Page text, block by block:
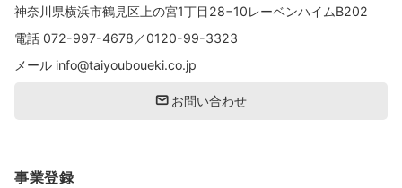
神奈川県横浜市鶴見区上の宮1丁目28−10レーベンハイムB202
電話 072-997-4678 ／0120-99-3323
メール info@taiyouboueki.co.jp
お問い合わせ
事業登録